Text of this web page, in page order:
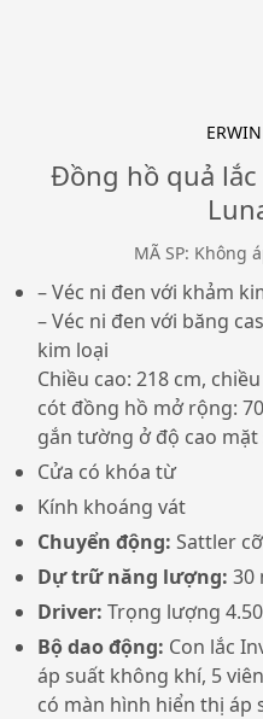
Đồng hồ quả lắc
MÃ SP: Không
– Véc ni đen với khảm
– Véc ni đen với băng
kim loại
Chiều cao: 218 cm,
cót đồng hồ mở rộng:
gắn tường ở độ cao mặt
Cửa có khóa từ
Kính khoáng vát
Chuyển động: Sattler
Dự trữ năng lượng: 30
Driver: Trọng lượng
Bộ dao động: Con lắc
áp suất không khí, 5
có màn hình hiển thị